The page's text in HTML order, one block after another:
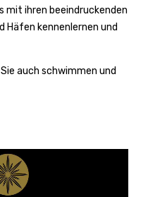
mit ihren beeindruckenden
Häfen kennenlernen und
auch schwimmen und